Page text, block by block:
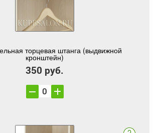
торцевая штанга (выдвижной
кронштейн)
350 руб.